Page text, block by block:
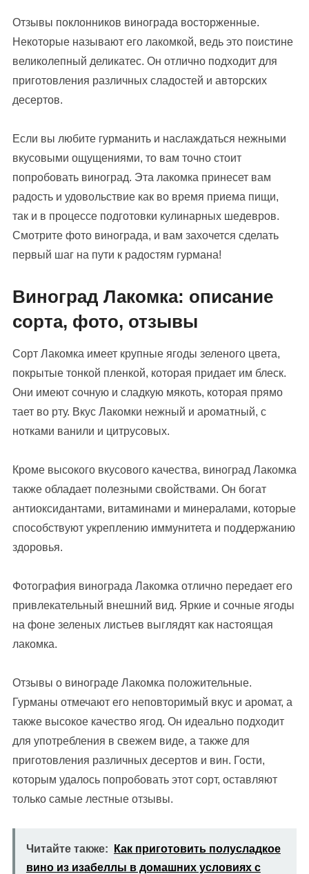
Отзывы поклонников винограда восторженные.
Некоторые называют его лакомкой, ведь это поистине
великолепный деликатес. Он отлично подходит для
приготовления различных сладостей и авторских
десертов.
Если вы любите гурманить и наслаждаться нежными
вкусовыми ощущениями, то вам точно стоит
попробовать виноград. Эта лакомка принесет вам
радость и удовольствие как во время приема пищи,
так и в процессе подготовки кулинарных шедевров.
Смотрите фото винограда, и вам захочется сделать
первый шаг на пути к радостям гурмана!
Виноград Лакомка: описание
сорта, фото, отзывы
Сорт Лакомка имеет крупные ягоды зеленого цвета,
покрытые тонкой пленкой, которая придает им блеск.
Они имеют сочную и сладкую мякоть, которая прямо
тает во рту. Вкус Лакомки нежный и ароматный, с
нотками ванили и цитрусовых.
Кроме высокого вкусового качества, виноград Лакомка
также обладает полезными свойствами. Он богат
антиоксидантами, витаминами и минералами, которые
способствуют укреплению иммунитета и поддержанию
здоровья.
Фотография винограда Лакомка отлично передает его
привлекательный внешний вид. Яркие и сочные ягоды
на фоне зеленых листьев выглядят как настоящая
лакомка.
Отзывы о винограде Лакомка положительные.
Гурманы отмечают его неповторимый вкус и аромат, а
также высокое качество ягод. Он идеально подходит
для употребления в свежем виде, а также для
приготовления различных десертов и вин. Гости,
которым удалось попробовать этот сорт, оставляют
только самые лестные отзывы.
Читайте также:
Как приготовить полусладкое
вино из изабеллы в домашних условиях с